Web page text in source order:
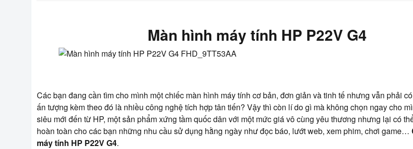
Bảo hành
Màn hình máy tính HP P22V G4
Các bạn đang cần tìm cho mình một chiếc màn hình máy tính cơ bản, đơn giản và tinh tế nhưng vẫn phải
ấn tượng kèm theo đó là nhiều công nghệ tích hợp tân tiến? Vậy thì còn lí do gì mà không chọn ngay cho
siêu mới đến từ HP, một sản phẩm xứng tầm quốc dân với một mức giá vô cùng yêu thương nhưng lại có
hoàn toàn cho các bạn những nhu cầu sử dụng hằng ngày như đọc báo, lướt web, xem phim, chơi game…
máy tính HP P22V G4.